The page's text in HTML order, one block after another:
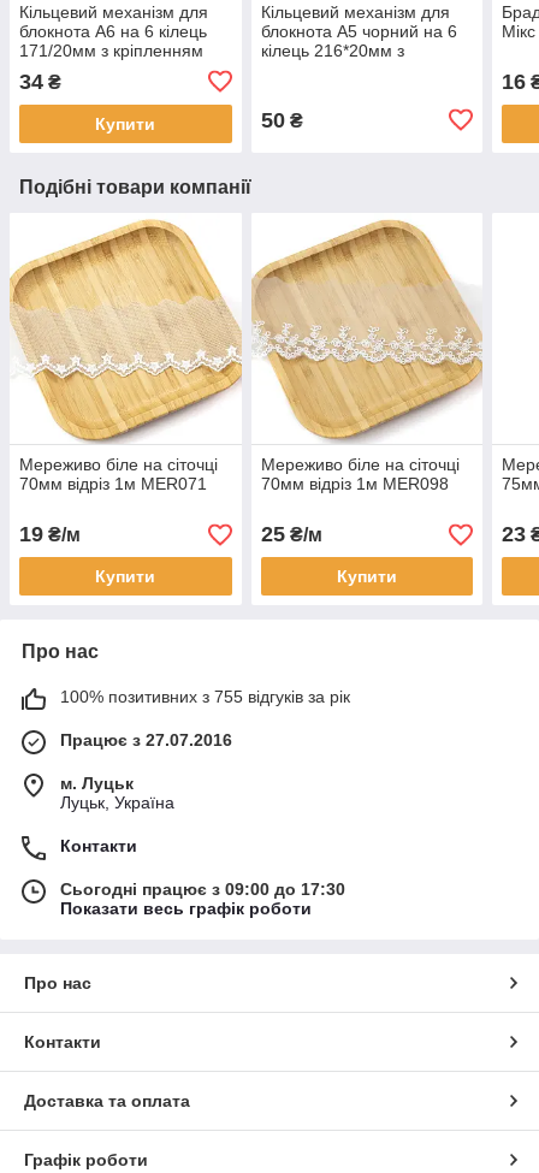
Кільцевий механізм для
блокнота А6 на 6 кілець
171/20мм з кріпленням
34 ₴
Купити
Кільцевий механізм для
блокнота А5 чорний на 6
кілець 216*20мм з
50₴
16
Подібні товари компанії
Мереживо біле на сіточці
70мм відріз 1м MER071
19 ₴/м
Купити
Мереживо біле на сіточці
70мм відріз 1м MER098
25₴/м
Купити
23
Про нас
100% позитивних з 755 відгуків за рік
Працює з 27.07.2016
м. Луцьк
Луцьк, Україна
Контакти
Сьогодні працює з 09:00 до 17:30
Показати весь графік роботи
Про нас
Контакти
Доставка та оплата
Графік роботи